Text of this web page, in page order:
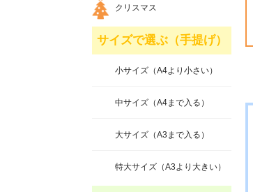
クリスマス
サイズで選ぶ（手提げ）
小サイズ（A4より小さい）
中サイズ（A4まで入る）
大サイズ（A3まで入る）
特大サイズ（A3より大きい）